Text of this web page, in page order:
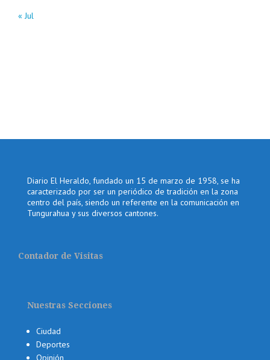
« Jul
Diario El Heraldo, fundado un 15 de marzo de 1958, se ha
caracterizado por ser un periódico de tradición en la zona
centro del país, siendo un referente en la comunicación en
Tungurahua y sus diversos cantones.
Contador de Visitas
Nuestras Secciones
Ciudad
Deportes
Opinión